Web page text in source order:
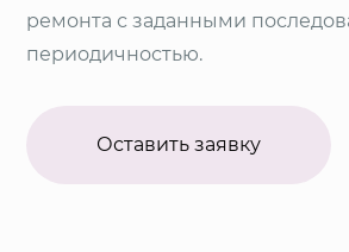
ремонта с заданными
периодичностью.
Оставить заявку